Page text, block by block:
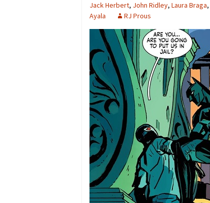
Jack Herbert, John Ridley, Laura Braga,
Ayala
RJ Prous